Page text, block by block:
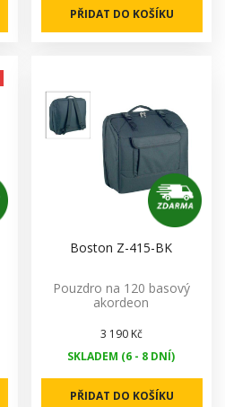
PŘIDAT DO KOŠÍKU
Boston Z-415-BK
Pouzdro na 120 basový
akordeon
3 190 Kč
SKLADEM (6 - 8 DNÍ)
PŘIDAT DO KOŠÍKU